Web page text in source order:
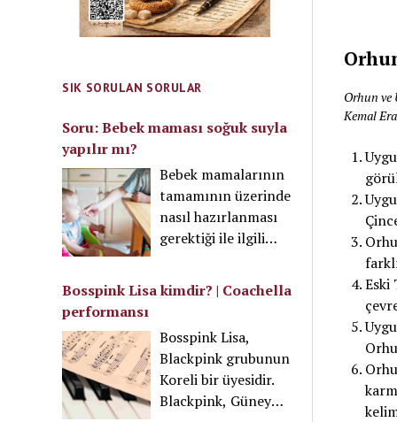
SIK SORULAN SORULAR
Soru: Bebek maması soğuk suyla
yapılır mı?
Bebek mamalarının
tamamının üzerinde
nasıl hazırlanması
gerektiği ile ilgili
talimata uymak
gerekir. Fakat mama
mikroorganizma
içermemelidir. Bu
sebeple mamalar ya
kaynatılıp sonra
Bosspink Lisa kimdir? | Coachella
performansı
Bosspink Lisa,
Blackpink grubunun
Koreli bir üyesidir.
Blackpink, Güney
Orhun ve
Kemal
Eski